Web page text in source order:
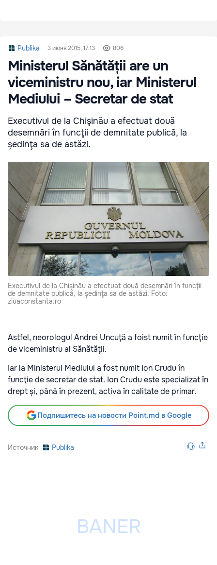
Publika 3 июня 2015, 17:13 806
Ministerul Sănătății are un
viceministru nou, iar Ministerul
Mediului – Secretar de stat
Executivul de la Chişinău a efectuat două
desemnări în funcţii de demnitate publică, la
şedinţa sa de astăzi.
Executivul de la Chişinău a efectuat două desemnări în funcţii
de demnitate publică, la şedinţa sa de astăzi. Foto:
ziuaconstanta.ro
Astfel, neorologul Andrei Uncuţă a foist numit în funcţie
de viceministru al Sănătăţii.
Iar la Ministerul Mediului a fost numit Ion Crudu în
funcţie de secretar de stat. Ion Crudu este specializat în
drept și, până în prezent, activa în calitate de primar.
Подпишитесь на новости Point.md в Google
Источник Publika